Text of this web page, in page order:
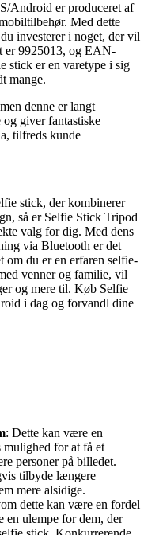
Android er produceret af
Med dette
investerer i noget, der vil
er 9925013, og EAN-
stick er en varetype i sig
mange.
denne er langt
og giver fantastiske
tilfreds kunde
stick, der kombinerer
så er Selfie Stick Tripod
valg for dig. Med dens
via Bluetooth er det
om du er en erfaren selfie-
venner og familie, vil
og mere til. Køb Selfie
i dag og forvandl dine
: Dette kan være en
mulighed for at få et
personer på billedet.
tilbyde længere
mere alsidige.
dette kan være en fordel
en ulempe for dem, der